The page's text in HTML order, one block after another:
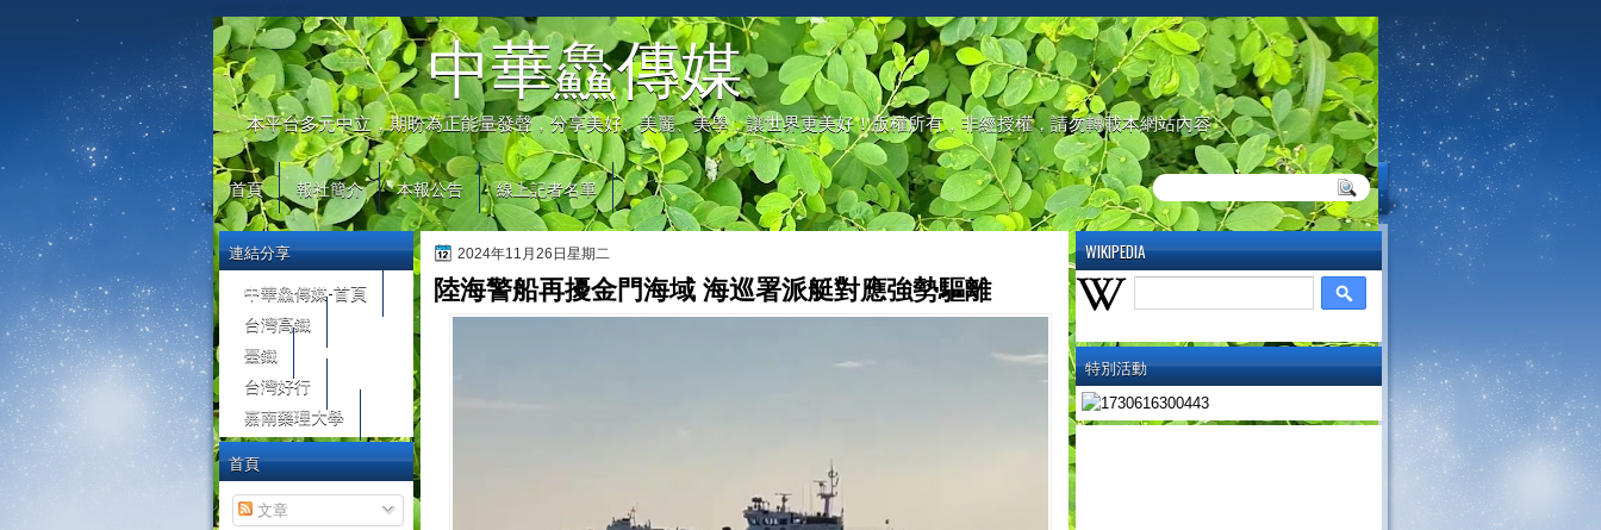
中華鱻傳媒
本平台多元中立，期盼為正能量發聲，分享美好、美麗、美學，讓世界更美好！版權所有，非經授權，請勿轉載本網站內容
首頁 報社簡介 本報公告 線上記者名單
WIKIPEDIA
特別活動
2024年11月26日星期二
陸海警船再擾金門海域 海巡署派艇對應強勢驅離
連結分享
中華鱻傳媒-首頁
台灣高鐵
臺鐵
台灣好行
嘉南藥理大學
首頁
文章